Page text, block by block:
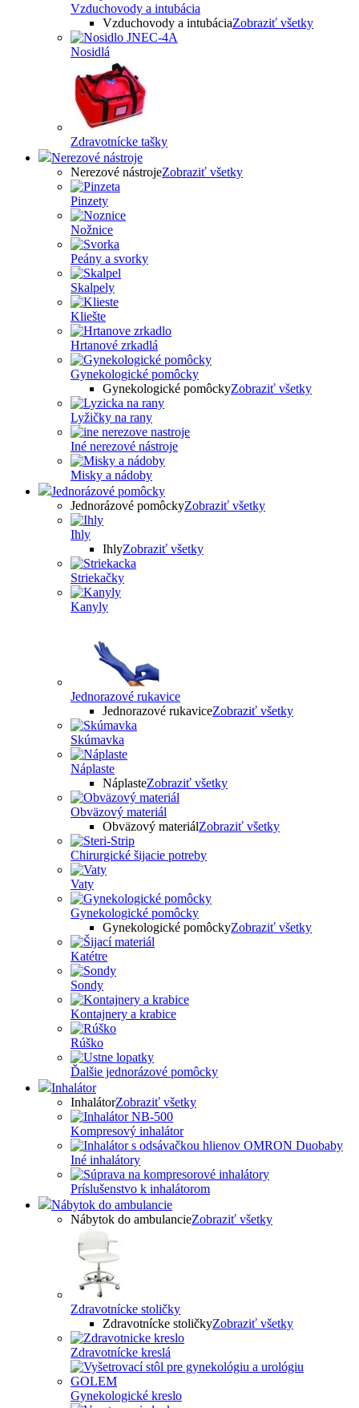
Vzduchovody a intubácia
Vzduchovody a intubáciaZobraziť všetky
Nosidlá
Zdravotnícke tašky
Nerezové nástroje
Nerezové nástrojeZobraziť všetky
Pinzety
Nožnice
Peány a svorky
Skalpely
Kliešte
Hrtanové zrkadlá
Gynekologické pomôcky
Gynekologické pomôckyZobraziť všetky
Lyžičky na rany
Iné nerezové nástroje
Misky a nádoby
Jednorázové pomôcky
Jednorázové pomôckyZobraziť všetky
Ihly
IhlyZobraziť všetky
Striekačky
Kanyly
Jednorazové rukavice
Jednorazové rukaviceZobraziť všetky
Skúmavka
Náplaste
NáplasteZobraziť všetky
Obväzový materiál
Obväzový materiálZobraziť všetky
Chirurgické šijacie potreby
Vaty
Gynekologické pomôcky
Gynekologické pomôckyZobraziť všetky
Katétre
Sondy
Kontajnery a krabice
Rúško
Ďalšie jednorázové pomôcky
Inhalátor
InhalátorZobraziť všetky
Kompresový inhalátor
Iné inhalátory
Príslušenstvo k inhalátorom
Nábytok do ambulancie
Nábytok do ambulancieZobraziť všetky
Zdravotnícke stoličky
Zdravotnícke stoličkyZobraziť všetky
Zdravotnícke kreslá
Gynekologické kreslo